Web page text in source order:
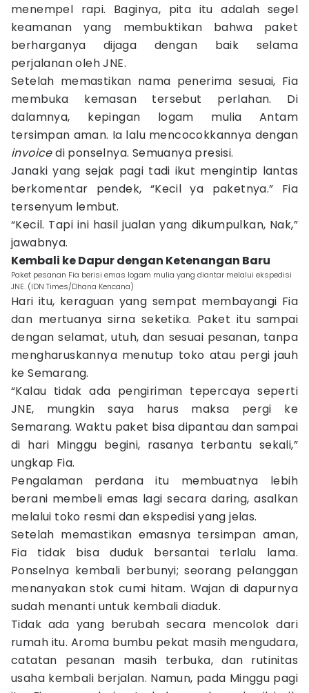
menempel rapi. Baginya, pita itu adalah segel
keamanan yang membuktikan bahwa paket
berharganya dijaga dengan baik selama
perjalanan oleh JNE.
Setelah memastikan nama penerima sesuai, Fia
membuka kemasan tersebut perlahan. Di
dalamnya, kepingan logam mulia Antam
tersimpan aman. Ia lalu mencocokkannya dengan
invoicedi ponselnya. Semuanya presisi.
Janaki yang sejak pagi tadi ikut mengintip lantas
berkomentar pendek, “Kecil ya paketnya.” Fia
tersenyum lembut.
“Kecil. Tapi ini hasil jualan yang dikumpulkan, Nak,”
jawabnya.
Kembali ke Dapur dengan Ketenangan Baru
Paket pesanan Fia berisi emas logam mulia yang diantar melalui ekspedisi
JNE. (IDN Times/Dhana Kencana)
Hari itu, keraguan yang sempat membayangi Fia
dan mertuanya sirna seketika. Paket itu sampai
dengan selamat, utuh, dan sesuai pesanan, tanpa
mengharuskannya menutup toko atau pergi jauh
ke Semarang.
“Kalau tidak ada pengiriman tepercaya seperti
JNE, mungkin saya harus maksa pergi ke
Semarang. Waktu paket bisa dipantau dan sampai
di hari Minggu begini, rasanya terbantu sekali,”
ungkap Fia.
Pengalaman perdana itu membuatnya lebih
berani membeli emas lagi secara daring, asalkan
melalui toko resmi dan ekspedisi yang jelas.
Setelah memastikan emasnya tersimpan aman,
Fia tidak bisa duduk bersantai terlalu lama.
Ponselnya kembali berbunyi; seorang pelanggan
menanyakan stok cumi hitam. Wajan di dapurnya
sudah menanti untuk kembali diaduk.
Tidak ada yang berubah secara mencolok dari
rumah itu. Aroma bumbu pekat masih mengudara,
catatan pesanan masih terbuka, dan rutinitas
usaha kembali berjalan. Namun, pada Minggu pagi